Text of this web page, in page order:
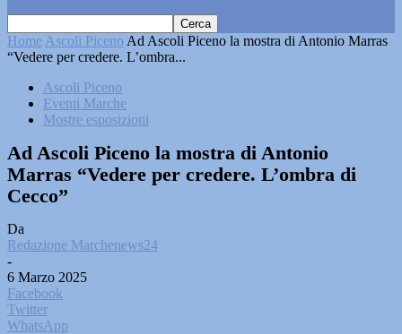
Home Ascoli Piceno Ad Ascoli Piceno la mostra di Antonio Marras
“Vedere per credere. L’ombra...
Ascoli Piceno
Eventi Marche
Mostre esposizioni
Ad Ascoli Piceno la mostra di Antonio
Marras “Vedere per credere. L’ombra di
Cecco”
Da
Redazione Marchenews24
-
6 Marzo 2025
Facebook
Twitter
WhatsApp